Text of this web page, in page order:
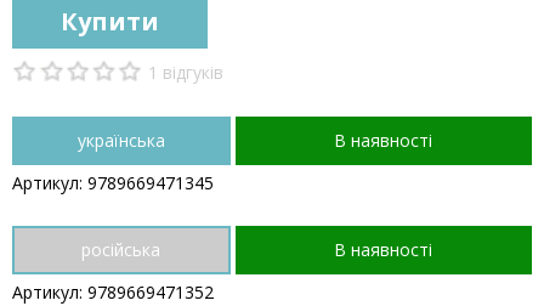
Купити
1 відгуків
українська
В наявності
Артикул: 9789669471345
російська
В наявності
Артикул: 9789669471352